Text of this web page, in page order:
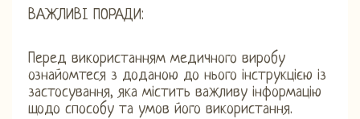
ВАЖЛИВІ ПОРАДИ:
Перед використанням медичного виробу
ознайомтеся з доданою до нього інструкцією із
застосування, яка містить важливу інформацію
щодо способу та умов його використання.